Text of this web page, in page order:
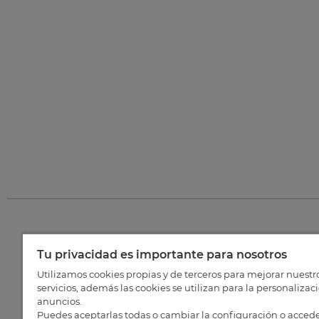
Tu privacidad es importante para nosotros
Utilizamos cookies propias y de terceros para mejorar
servicios, además las cookies se utilizan para la
anuncios.
Puedes aceptarlas todas o cambiar la configuración o